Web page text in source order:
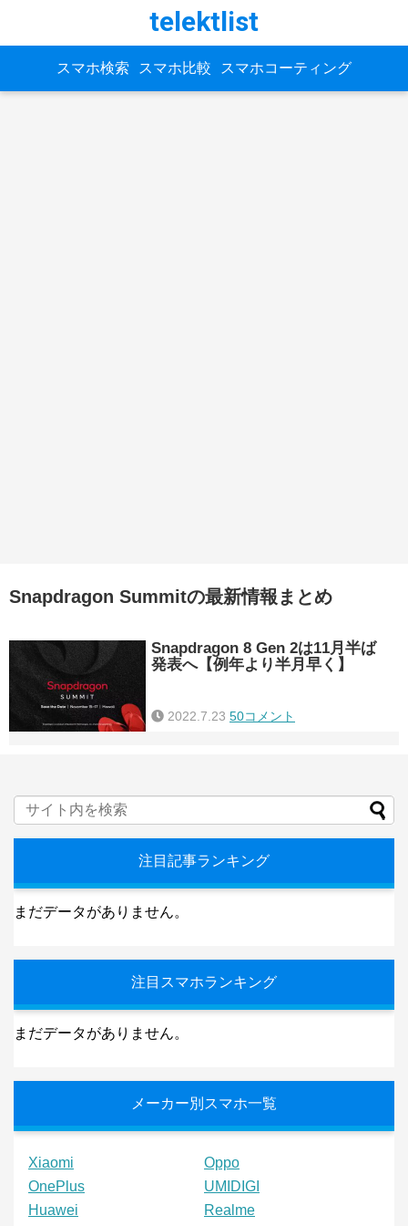
telektlist
スマホ検索 スマホ比較 スマホコーティング
Snapdragon Summitの最新情報まとめ
Snapdragon 8 Gen 2は11月半ば
発表へ【例年より半月早く】
2022.7.23 50コメント
注目記事ランキング
まだデータがありません。
注目スマホランキング
まだデータがありません。
メーカー別スマホ一覧
Xiaomi
Oppo
OnePlus
UMIDIGI
Huawei
Realme